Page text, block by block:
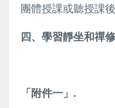
團體授課或聽授課
四、學習靜坐和禪修
「附件一」 .